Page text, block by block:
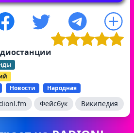
Новости Народная
Фейсбук Википедия